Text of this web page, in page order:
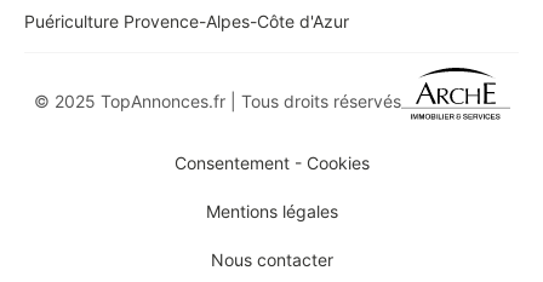
Puériculture Provence-Alpes-Côte d'Azur
© 2025 TopAnnonces.fr | Tous droits réservés
Consentement - Cookies
Mentions légales
Nous contacter